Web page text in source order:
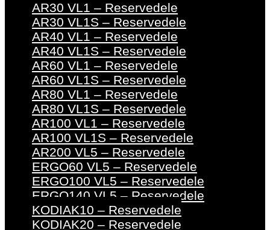
AR30 VL1 – Reservedele
AR30 VL1S – Reservedele
AR40 VL1 – Reservedele
AR40 VL1S – Reservedele
AR60 VL1 – Reservedele
AR60 VL1S – Reservedele
AR80 VL1 – Reservedele
AR80 VL1S – Reservedele
AR100 VL1 – Reservedele
AR100 VL1S – Reservedele
AR200 VL5 – Reservedele
ERGO60 VL5 – Reservedele
ERGO100 VL5 – Reservedele
ERGO140 VL5 – Reservedele
KODIAK10 – Reservedele
KODIAK20 – Reservedele